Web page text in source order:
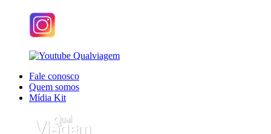
Fale conosco
Quem somos
Mídia Kit